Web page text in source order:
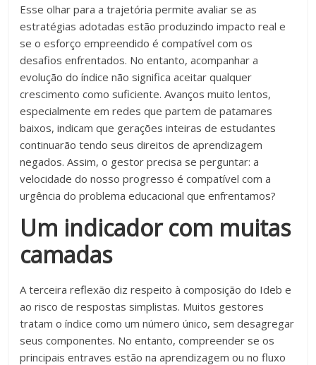
Esse olhar para a trajetória permite avaliar se as
estratégias adotadas estão produzindo impacto real e
se o esforço empreendido é compatível com os
desafios enfrentados. No entanto, acompanhar a
evolução do índice não significa aceitar qualquer
crescimento como suficiente. Avanços muito lentos,
especialmente em redes que partem de patamares
baixos, indicam que gerações inteiras de estudantes
continuarão tendo seus direitos de aprendizagem
negados. Assim, o gestor precisa se perguntar: a
velocidade do nosso progresso é compatível com a
urgência do problema educacional que enfrentamos?
Um indicador com muitas
camadas
A terceira reflexão diz respeito à composição do Ideb e
ao risco de respostas simplistas. Muitos gestores
tratam o índice como um número único, sem desagregar
seus componentes. No entanto, compreender se os
principais entraves estão na aprendizagem ou no fluxo